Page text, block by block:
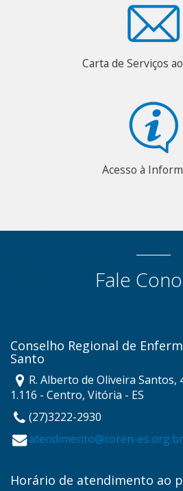
Carta de Serviços
Acesso à
Fale
Conselho Regional de
Santo
R. Alberto de Oliveira Santos,
1.116 - Centro, Vitória - ES
(27)3222-2930
atendimento@coren-es.org.br
Horário de atendimento ao